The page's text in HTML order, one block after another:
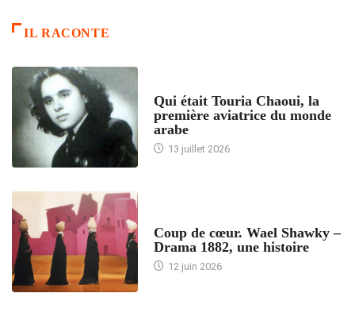
IL RACONTE
Qui était Touria Chaoui, la
première aviatrice du monde
arabe
13 juillet 2026
Coup de cœur. Wael Shawky –
Drama 1882, une histoire
12 juin 2026